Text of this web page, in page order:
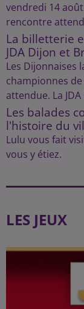
vendredi 14
rencontre
La billetterie
JDA Dijon et
Les Dijonnaises
championnes
attendue. La
Les balades
l'histoire du
Lulu vous fait
vous y étiez.
LES JEUX